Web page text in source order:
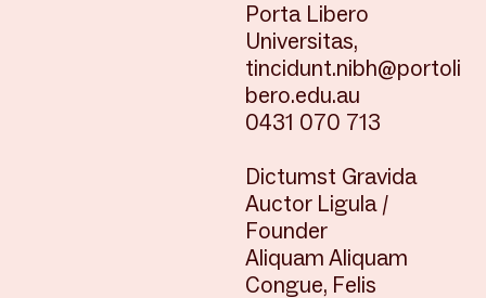
Porta Libero
Universitas,
tincidunt.nibh@portoli
bero.edu.au
0431 070 713
Dictumst Gravida
Auctor Ligula /
Founder
Aliquam Aliquam
Congue, Felis